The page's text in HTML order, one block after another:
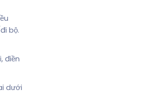
bộ.
điền
dưới